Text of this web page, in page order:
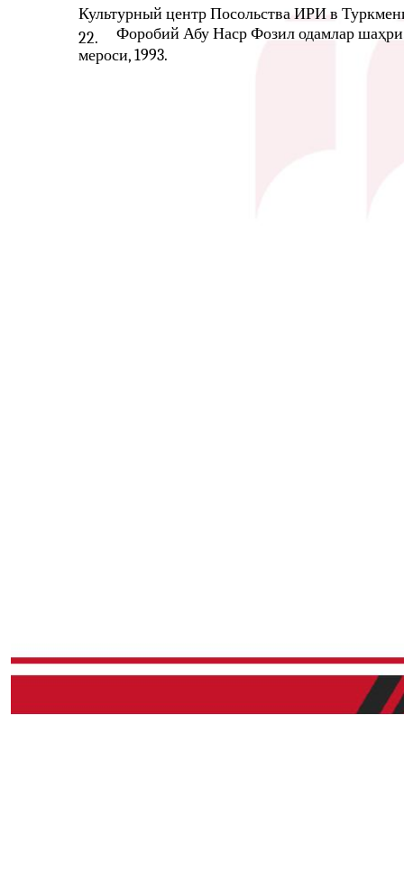
Культурный центр Посольства ИРИ в
22.
Форобий Абу Наср Фозил одамлар
мероси, 1993.